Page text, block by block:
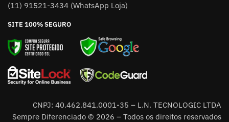
(11) 91521-3434 (WhatsApp Loja)
SITE 100% SEGURO
CNPJ: 40.462.841.0001-35 – L.N. TECNOLOGIC LTDA
Sempre Diferenciado © 2026 – Todos os direitos reservados